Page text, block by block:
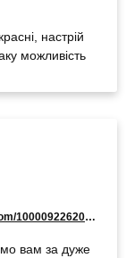
настрій
можливість
https://www.facebook.com/100009226209004
вам за дуже